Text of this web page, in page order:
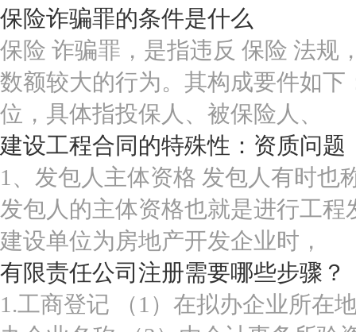
保险诈骗罪的条件是什么
保险 诈骗罪，是指违反 保险 法规
数额较大的行为。其构成要件如
位，具体指投保人、被保险人、
建设工程合同的特殊性：资质问题
1、发包人主体资格 发包人有时也
发包人的主体资格也就是进行工
建设单位为房地产开发企业时，
有限责任公司注册需要哪些步骤？
1.工商登记 （1）在拟办企业所在